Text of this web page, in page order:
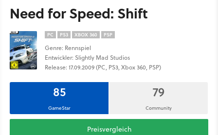
Need for Speed: Shift
PC PS3 XBOX 360 PSP
Genre: Rennspiel
Entwickler: Slightly Mad Studios
Release: 17.09.2009 (PC, PS3, Xbox 360, PSP)
85
GameStar
79
Community
Preisvergleich